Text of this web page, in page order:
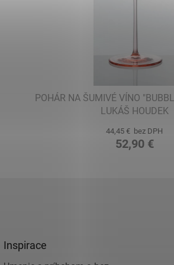
POHÁR NA ŠUMIVÉ VÍNO
LUKÁŠ HOUDEK
44,45 € bez DPH
52,90 €
Inspirace